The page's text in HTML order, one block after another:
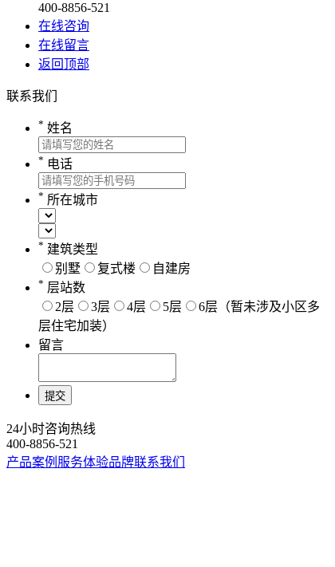
400-8856-521
在线咨询
在线留言
返回顶部
联系我们
* 姓名
* 电话
* 所在城市
* 建筑类型
别墅
复式楼 自建房
* 层站数
2层
3层 4层 5层
6层（暂未涉及小区多
层住宅加装）
留言
提交
24小时咨询热线
400-8856-521
产品案例 服务体验品牌联系我们